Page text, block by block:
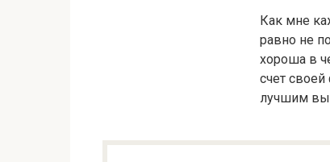
Как мне
равно не
хороша в
счет
лучшим